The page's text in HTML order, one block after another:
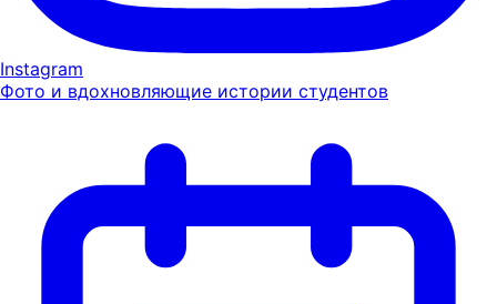
Instagram
Фото и вдохновляющие истории студентов